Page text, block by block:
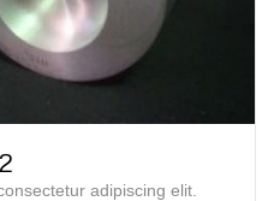
adipiscing elit.